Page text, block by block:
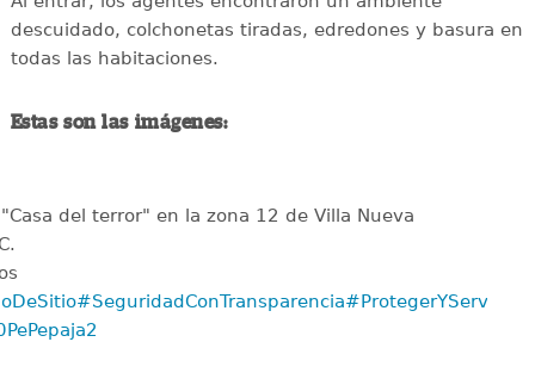
descuidado, colchonetas tiradas, edredones y basura en
todas las habitaciones.
Estas son las imágenes:
del terror" en la zona 12 de Villa Nueva
#SeguridadConTransparencia#ProtegerYServir